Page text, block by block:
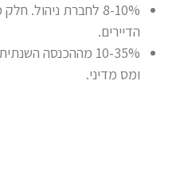
8-10% לחברת
הדיירים.
10-35% מההכנסה
ומס מדיני.